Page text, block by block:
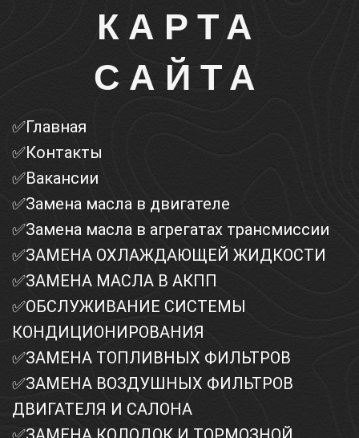
КАРТА
САЙТА
✅Главная
✅Контакты
✅Вакансии
✅Замена масла в двигателе
✅Замена масла в агрегатах трансмиссии
✅ЗАМЕНА ОХЛАЖДАЮЩЕЙ ЖИДКОСТИ
✅ЗАМЕНА МАСЛА В АКПП
✅ОБСЛУЖИВАНИЕ СИСТЕМЫ
КОНДИЦИОНИРОВАНИЯ
✅ЗАМЕНА ТОПЛИВНЫХ ФИЛЬТРОВ
✅ЗАМЕНА ВОЗДУШНЫХ ФИЛЬТРОВ
ДВИГАТЕЛЯ И САЛОНА